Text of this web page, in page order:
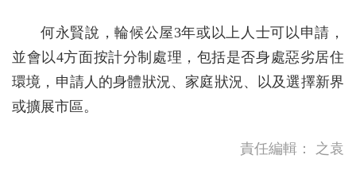
何永賢說，輪候公屋3年或以上人士可以申請，
並會以4方面按計分制處理，包括是否身處惡劣居住
環境，申請人的身體狀況、家庭狀況、以及選擇新界
或擴展市區。
責任編輯： 之袁